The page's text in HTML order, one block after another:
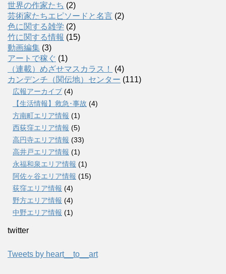
世界の作家たち (2)
芸術家たちエピソードと名言 (2)
色に関する雑学 (2)
竹に関する情報 (15)
動画編集 (3)
アートで稼ぐ (1)
（連載）めざせマスカラス！
(4)
カンデンチ（関伝地）センター (111)
広報アーカイブ (4)
【生活情報】救急･事故 (4)
方南町エリア情報 (1)
西荻窪エリア情報 (5)
高円寺エリア情報 (33)
高井戸エリア情報 (1)
永福和泉エリア情報 (1)
阿佐ヶ谷エリア情報 (15)
荻窪エリア情報 (4)
野方エリア情報 (4)
中野エリア情報 (1)
twitter
Tweets by heart__to__art